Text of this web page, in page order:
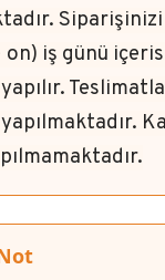
on) iş günü
yapılmaktadır.